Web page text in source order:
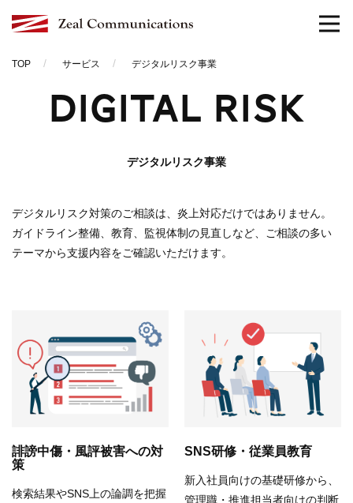
TOP サービス デジタルリスク事業
DIGITAL RISK
デジタルリスク事業
デジタルリスク対策のご相談は、炎上対応だけではありません。
ガイドライン整備、教育、監視体制の見直しなど、ご相談の多い
テーマから支援内容をご確認いただけます。
誹謗中傷・風評被害への対
策
検索結果やSNS上の論調を把握
SNS研修・従業員教育
新入社員向けの基礎研修から、
管理職・推進担当者向けの判断